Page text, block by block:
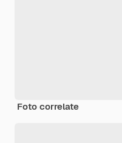
Foto correlate